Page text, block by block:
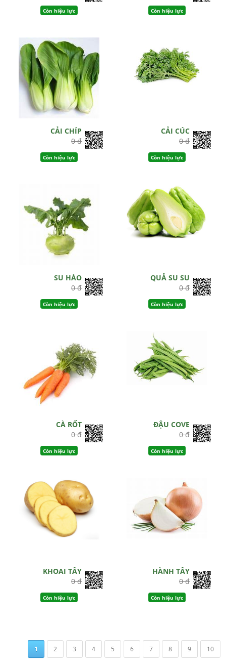
Còn hiệu lực Còn hiệu lực
CẢI CHÍP
0 đ
Còn hiệu lực
CẢI CÚC
0 đ
Còn hiệu lực
SU HÀO
0 đ
Còn hiệu lực
QUẢ SU SU
0 đ
Còn hiệu lực
CÀ RỐT
0 đ
Còn hiệu lực
ĐẬU COVE
0 đ
Còn hiệu lực
KHOAI TÂY
0 đ
Còn hiệu lực
HÀNH TÂY
0 đ
Còn hiệu lực
1 2 3 4 5 6 7 8 9 10